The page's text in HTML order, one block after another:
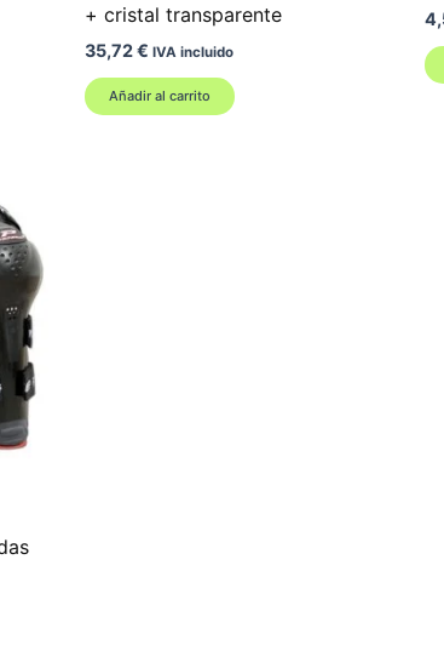
+ cristal transparente
35,72€ IVA incluido
Añadir al carrito